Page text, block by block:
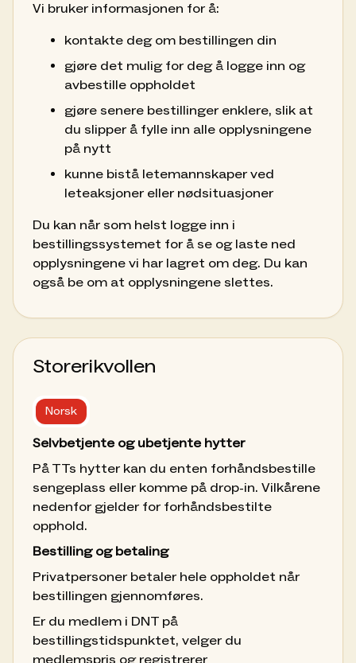
Vi bruker informasjonen for å:
kontakte deg om bestillingen din
gjøre det mulig for deg å logge inn og
avbestille oppholdet
gjøre senere bestillinger enklere, slik at
du slipper å fylle inn alle opplysningene
på nytt
kunne bistå letemannskaper ved
leteaksjoner eller nødsituasjoner
Du kan når som helst logge inn i
bestillingssystemet for å se og laste ned
opplysningene vi har lagret om deg. Du kan
også be om at opplysningene slettes.
Storerikvollen
Norsk
Selvbetjente og ubetjente hytter
På TTs hytter kan du enten forhåndsbestille
sengeplass eller komme på drop-in. Vilkårene
nedenfor gjelder for forhåndsbestilte
opphold.
Bestilling og betaling
Privatpersoner betaler hele oppholdet når
bestillingen gjennomføres.
Er du medlem i DNT på
bestillingstidspunktet, velger du
medlemspris og registrerer